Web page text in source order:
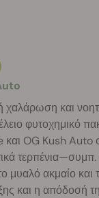
χαλάρωση και
φυτοχημικό
OG Kush Auto
μυαλό ακμαίο
και η απόδοσή